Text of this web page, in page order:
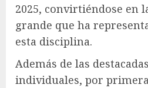
2025, convirtiéndose en
grande que ha
esta disciplina.
Además de las
individuales, por